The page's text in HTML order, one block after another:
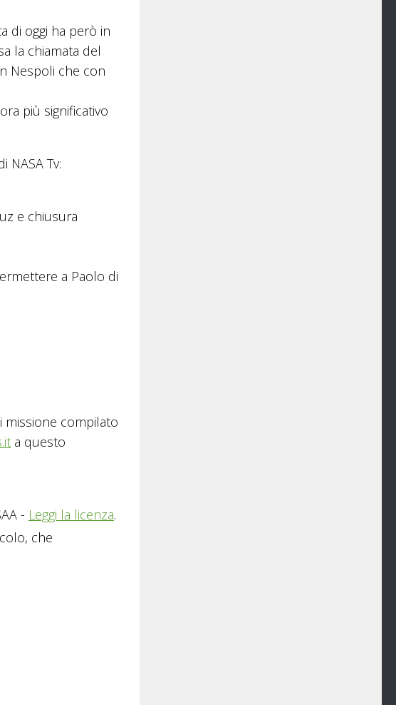
di oggi ha però in
la chiamata del
Nespoli che con
più significativo
Tv:
e chiusura
a Paolo di
missione compilato
a questo
- Leggi la licenza.
che